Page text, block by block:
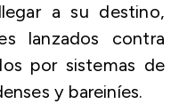
a su destino,
lanzados contra
por sistemas de
y bareiníes.